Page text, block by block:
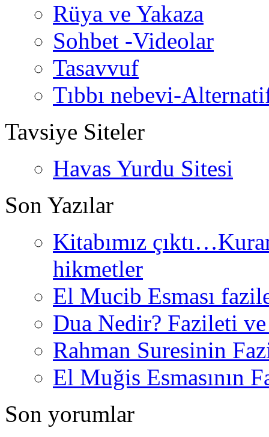
Rüya ve Yakaza
Sohbet -Videolar
Tasavvuf
Tıbbı nebevi-
Tavsiye Siteler
Havas Yurdu Sitesi
Son Yazılar
Kitabımız
hikmetler
El Mucib Esması
Dua Nedir? Fazileti
Rahman Suresinin
El Muğis Esmasının
Son yorumlar